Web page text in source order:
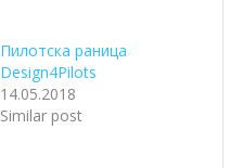
Пилотска раница
Design4Pilots
14.05.2018
Similar post